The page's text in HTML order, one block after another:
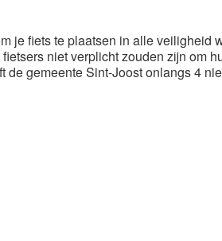
je fiets te plaatsen in alle veiligheid
niet verplicht zouden zijn om
de gemeente Sint-Joost onlangs 4